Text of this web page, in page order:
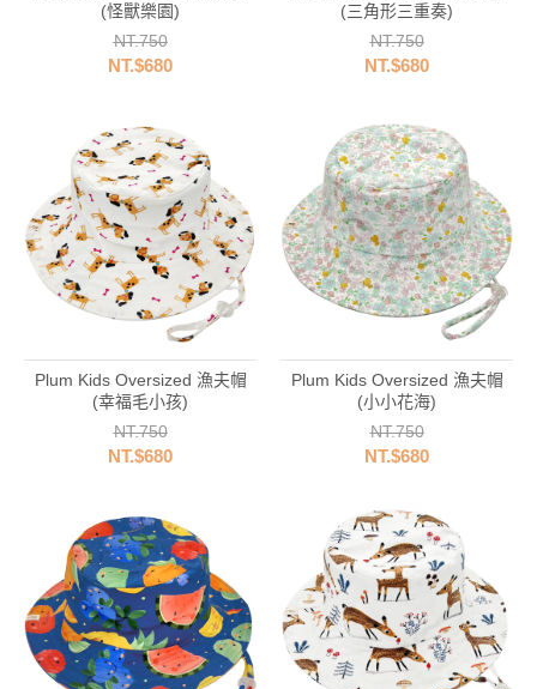
(怪獸樂園)
NT.750
NT.$680
(三角形三重奏)
NT.750
NT.$680
Plum Kids Oversized 漁夫帽
(幸福毛小孩)
NT.750
NT.$680
Plum Kids Oversized 漁夫帽
(小小花海)
NT.750
NT.$680